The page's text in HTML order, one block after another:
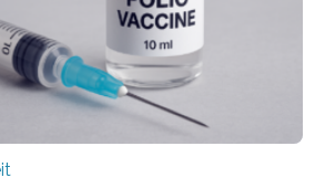
einer Untergruppe des
Die Wilhelm Sander-
das Projekt…